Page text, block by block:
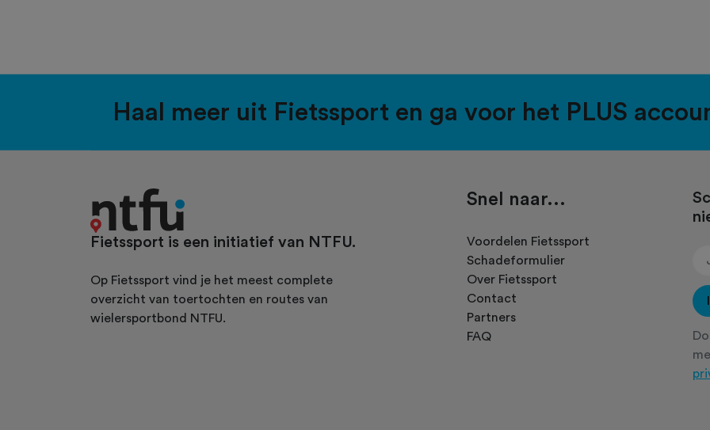
Haal meer uit Fietssport en ga voor het PLUS
Fietssport is een initiatief van NTFU.
Op Fietssport vind je het meest complete
overzicht van toertochten en routes van
wielersportbond NTFU.
Snel naar...
Voordelen Fietssport
Schadeformulier
Over Fietssport
Contact
Partners
FAQ